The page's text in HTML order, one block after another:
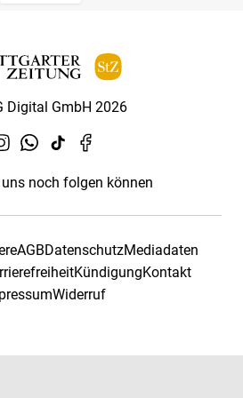
Digital GmbH 2026
noch folgen können
AGBDatenschutzMediadaten
KündigungKontakt
Widerruf